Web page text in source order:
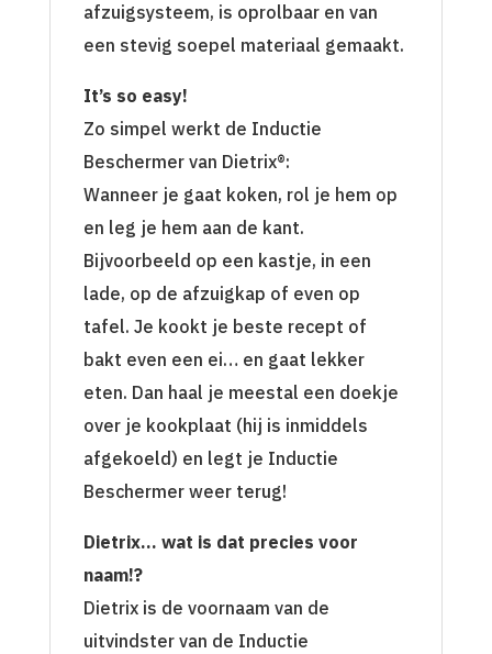
afzuigsysteem, is oprolbaar en van
een stevig soepel materiaal gemaakt.
It’s so easy!
Zo simpel werkt de Inductie
Beschermer van Dietrix®:
Wanneer je gaat koken, rol je hem op
en leg je hem aan de kant.
Bijvoorbeeld op een kastje, in een
lade, op de afzuigkap of even op
tafel. Je kookt je beste recept of
bakt even een ei… en gaat lekker
eten. Dan haal je meestal een doekje
over je kookplaat (hij is inmiddels
afgekoeld) en legt je Inductie
Beschermer weer terug!
Dietrix… wat is dat precies voor
naam!?
Dietrix is de voornaam van de
uitvindster van de Inductie